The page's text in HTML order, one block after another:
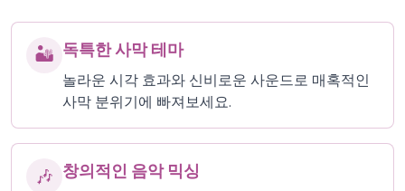
🏜️ 독특한 사막 테마
놀라운 시각 효과와 신비로운 사운드로 매혹적인
사막 분위기에 빠져보세요.
🎶 창의적인 음악 믹싱